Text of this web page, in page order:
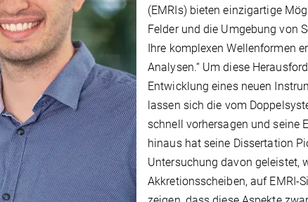
(EMRIs) bieten einzigartige
Felder und die Umgebung von
Ihre komplexen Wellenformen
Analysen.“ Um diese
Entwicklung eines neuen
lassen sich die vom
schnell vorhersagen und seine
hinaus hat seine Dissertation
Untersuchung davon geleistet,
Akkretionsscheiben, auf EMRI-